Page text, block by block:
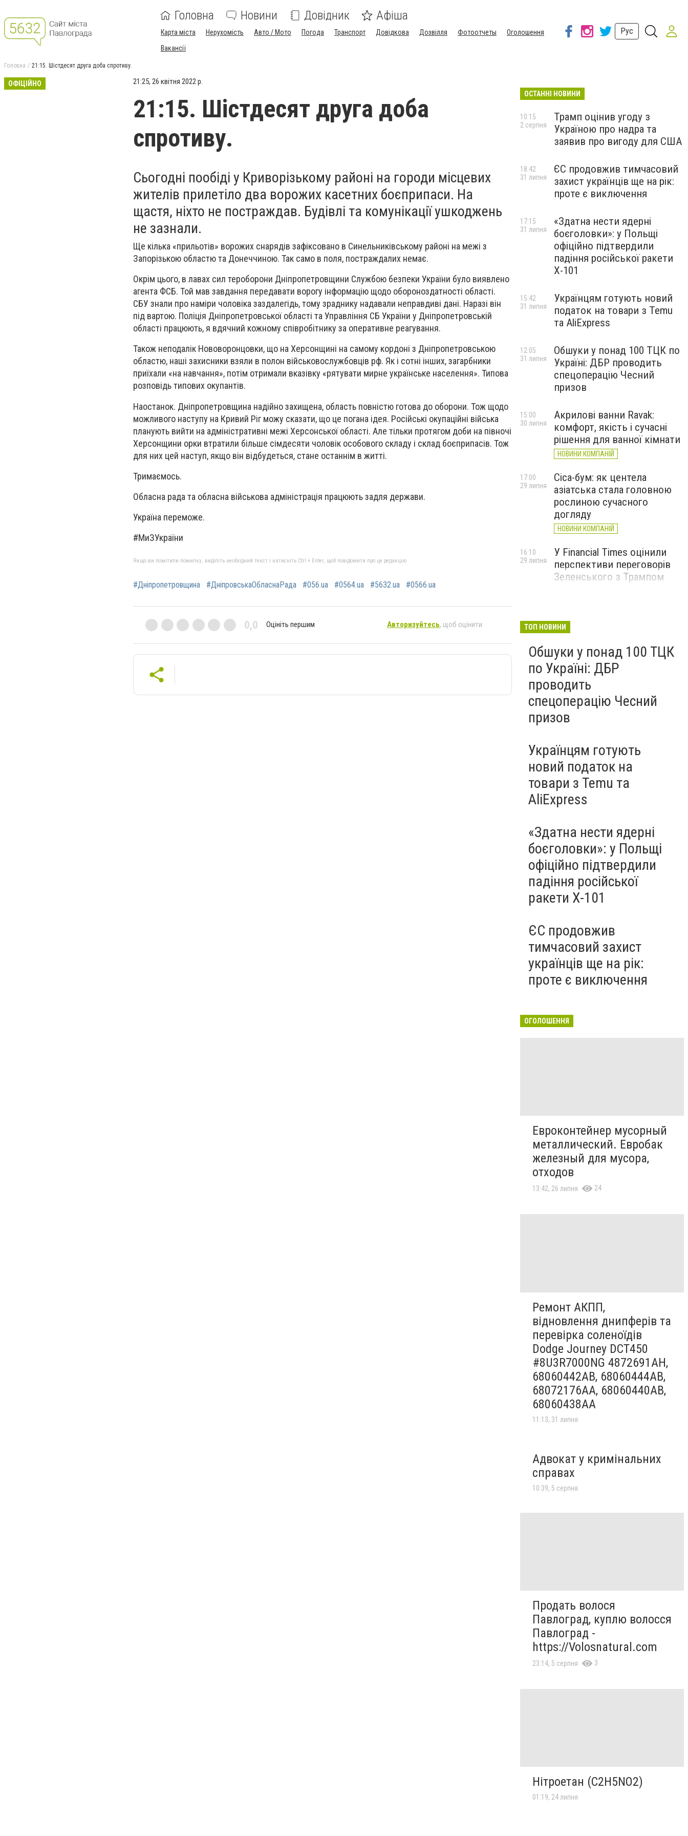
Головна Новини Довідник Афіша
Карта міста Нерухомість Авто / Мото Погода Транспорт Довідкова Дозвілля Фотоотчеты
Оголошення
Вакансії
Рус
Головна 21:15. Шістдесят друга доба спротиву.
ОФІЦІЙНО 21:25, 26 квітня 2022 р.
21:15. Шістдесят друга доба
спротиву.
Сьогодні пообіді у Криворізькому районі на городи місцевих
жителів прилетіло два ворожих касетних боєприпаси. На
щастя, ніхто не постраждав. Будівлі та комунікації ушкоджень
не зазнали.
Ще кілька «прильотів» ворожих снарядів зафіксовано в Синельниківському районі на межі з
Запорізькою областю та Донеччиною. Так само в поля, постраждалих немає.
Окрім цього, в лавах сил тероборони Дніпропетровщини Службою безпеки України було виявлено
агента ФСБ. Той мав завдання передавати ворогу інформацію щодо обороноздатності області.
СБУ знали про наміри чоловіка заздалегідь, тому зраднику надавали неправдиві дані. Наразі він
під вартою. Поліція Дніпропетровської області та Управління СБ України у Дніпропетровській
області працюють, я вдячний кожному співробітнику за оперативне реагування.
Також неподалік Нововоронцовки, що на Херсонщині на самому кордоні з Дніпропетровською
областю, наші захисники взяли в полон військовослужбовців рф. Як і сотні інших, загарбники
приїхали «на навчання», потім отримали вказівку «рятувати мирне українське населення». Типова
розповідь типових окупантів.
Наостанок. Дніпропетровщина надійно захищена, область повністю готова до оборони. Тож щодо
можливого наступу на Кривий Ріг можу сказати, що це погана ідея. Російські окупаційні війська
планують вийти на адміністративні межі Херсонської області. Але тільки протягом доби на півночі
Херсонщини орки втратили більше сімдесяти чоловік особового складу і склад боєприпасів. Тож
для них цей наступ, якщо він відбудеться, стане останнім в житті.
Тримаємось.
Обласна рада та обласна військова адміністрація працюють задля держави.
Україна переможе.
#МиЗУкраїни
Якщо ви помітили помилку, виділіть необхідний текст і натисніть Ctrl + Enter, щоб повідомити про це редакцію
#Дніпропетровщина #ДніпровськаОбласнаРада #056.ua #0564.ua #5632.ua #0566.ua
0,0 Оцініть першим Авторизуйтесь, щоб оцінити
ОСТАННІ НОВИНИ
Трамп оцінив угоду з
Україною про надра та
заявив про вигоду для США
10:15
2 серпня
ЄС продовжив тимчасовий
захист українців ще на рік:
проте є виключення
18:42
31 липня
«Здатна нести ядерні
боєголовки»: у Польщі
офіційно підтвердили
падіння російської ракети
Х-101
17:15
31 липня
Українцям готують новий
податок на товари з Temu
та AliExpress
15:42
31 липня
Обшуки у понад 100 ТЦК по
Україні: ДБР проводить
спецоперацію Чесний
призов
12:05
31 липня
Акрилові ванни Ravak:
комфорт, якість і сучасні
рішення для ванної кімнати
НОВИНИ КОМПАНІЙ
15:00
30 липня
Cica-бум: як центела
азіатська стала головною
рослиною сучасного
догляду
НОВИНИ КОМПАНІЙ
17:00
29 липня
У Financial Times оцінили
перспективи переговорів
Зеленського з Трампом
16:10
29 липня
ТОП НОВИНИ
Обшуки у понад 100 ТЦК
по Україні: ДБР
проводить
спецоперацію Чесний
призов
Українцям готують
новий податок на
товари з Temu та
AliExpress
«Здатна нести ядерні
боєголовки»: у Польщі
офіційно підтвердили
падіння російської
ракети Х-101
ЄС продовжив
тимчасовий захист
українців ще на рік:
проте є виключення
ОГОЛОШЕННЯ
Евроконтейнер мусорный
металлический. Евробак
железный для мусора,
отходов
13:42, 26 липня 24
Ремонт АКПП,
відновлення днипферів та
перевірка соленоїдів
Dodge Journey DCT450
#8U3R7000NG 4872691AH,
68060442AB, 68060444AB,
68072176AA, 68060440AB,
68060438AA
11:13, 31 липня
Адвокат у кримінальних
справах
10:39, 5 серпня
Продать волося
Павлоград, куплю волосся
Павлоград -
https://Volosnatural.com
23:14, 5 серпня 3
Нітроетан (C2H5NO2)
01:19, 24 липня